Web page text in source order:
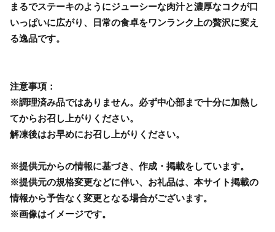
まるでステーキのようにジューシーな肉汁と濃厚なコクが口
いっぱいに広がり、日常の食卓をワンランク上の贅沢に変え
る逸品です。
注意事項：
※調理済み品ではありません。必ず中心部まで十分に加熱し
てからお召し上がりください。
解凍後はお早めにお召し上がりください。
※提供元からの情報に基づき、作成・掲載をしています。
※提供元の規格変更などに伴い、お礼品は、本サイト掲載の
情報から予告なく変更となる場合がございます。
※画像はイメージです。